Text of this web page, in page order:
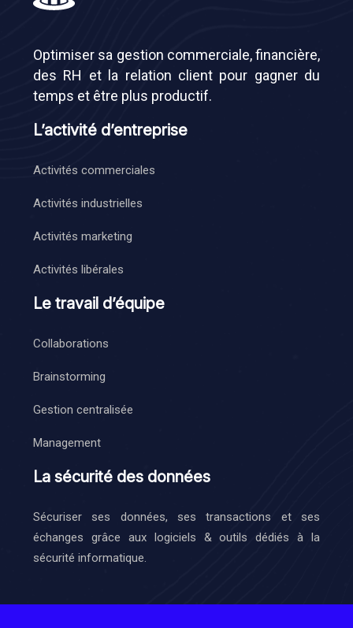
Optimiser sa gestion commerciale, financière,
des RH et la relation client pour gagner du
temps et être plus productif.
L’activité d’entreprise
Activités commerciales
Activités industrielles
Activités marketing
Activités libérales
Le travail d’équipe
Collaborations
Brainstorming
Gestion centralisée
Management
La sécurité des données
Sécuriser ses données, ses transactions et ses
échanges grâce aux logiciels & outils dédiés à la
sécurité informatique.